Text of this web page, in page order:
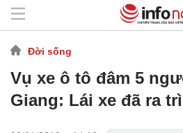
Đời sống
Vụ xe ô tô đâm 5
Giang: Lái xe đã ra